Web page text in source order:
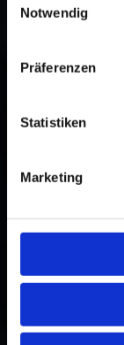
Notwendig
Präferenzen
Statistiken
Marketing